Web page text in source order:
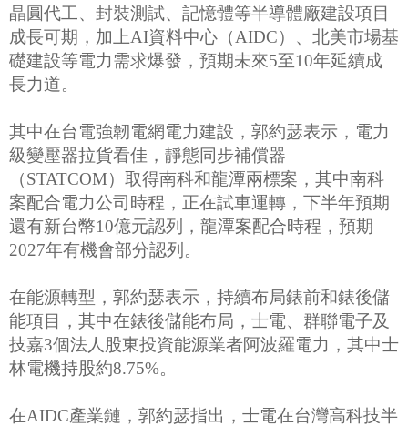
晶圓代工、封裝測試、記憶體等半導體廠建設項目
成長可期，加上AI資料中心（AIDC）、北美市場基
礎建設等電力需求爆發，預期未來5至10年延續成
長力道。
其中在台電強韌電網電力建設，郭約瑟表示，電力
級變壓器拉貨看佳，靜態同步補償器
（STATCOM）取得南科和龍潭兩標案，其中南科
案配合電力公司時程，正在試車運轉，下半年預期
還有新台幣10億元認列，龍潭案配合時程，預期
2027年有機會部分認列。
在能源轉型，郭約瑟表示，持續布局錶前和錶後儲
能項目，其中在錶後儲能布局，士電、群聯電子及
技嘉3個法人股東投資能源業者阿波羅電力，其中士
林電機持股約8.75%。
在AIDC產業鏈，郭約瑟指出，士電在台灣高科技半